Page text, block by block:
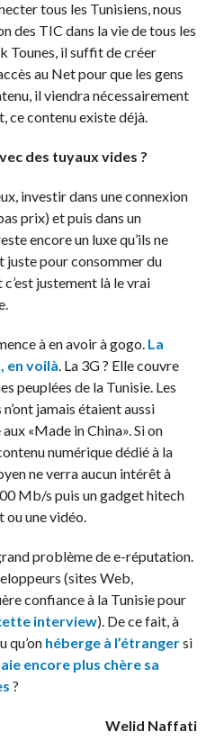
tous les Tunisiens, nous
des TIC dans la vie de tous les
Tounes, il suffit de créer
au Net pour que les gens
il viendra nécessairement
ce contenu existe déjà.
des tuyaux vides ?
investir dans une connexion
prix) et puis dans un
encore un luxe qu’ils ne
juste pour consommer du
justement là le vrai
à en avoir à gogo. La
en voilà . La 3G ? Elle couvre
peuplées de la Tunisie. Les
jamais étaient aussi
«Made in China». Si on
numérique dédié à la
ne verra aucun intérêt à
Mb/s puis un gadget hitech
une vidéo.
problème de e-réputation.
(sites Web,
confiance à la Tunisie pour
interview). De ce fait, à
qu’on héberge à l’étrangersi
encore plus chère sa
?
Welid Naffati